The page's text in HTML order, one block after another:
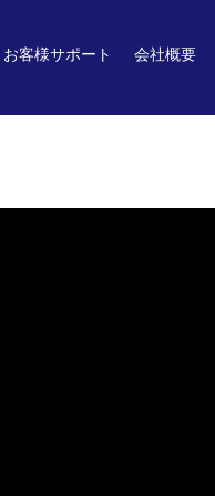
お客様サポート 会社概要